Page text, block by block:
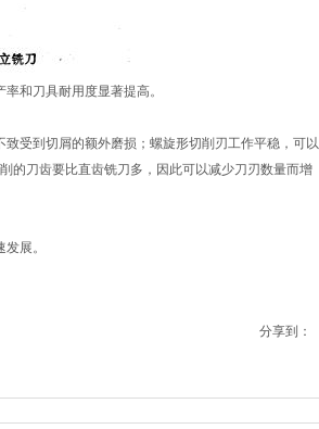
和刀具耐用度显著提高。
受到切屑的额外磨损；螺旋形切削刃工作平稳，可以
的刀齿要比直齿铣刀多，因此可以减少刀刃数量而增
展。
分享到：